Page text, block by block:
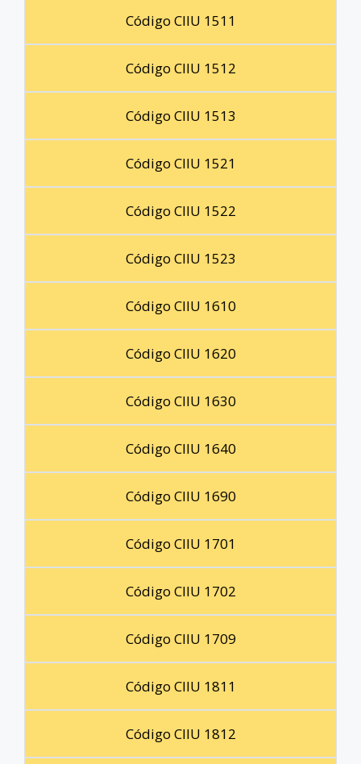
Código CIIU 1511
Código CIIU 1512
Código CIIU 1513
Código CIIU 1521
Código CIIU 1522
Código CIIU 1523
Código CIIU 1610
Código CIIU 1620
Código CIIU 1630
Código CIIU 1640
Código CIIU 1690
Código CIIU 1701
Código CIIU 1702
Código CIIU 1709
Código CIIU 1811
Código CIIU 1812